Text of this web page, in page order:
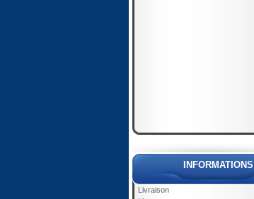
INFORMATIONS
Livraison